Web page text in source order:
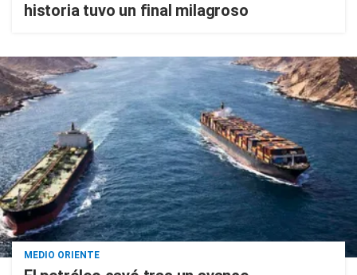
historia tuvo un final milagroso
MEDIO ORIENTE